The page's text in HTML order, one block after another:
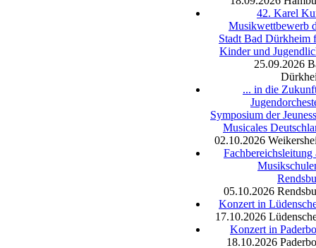
42. Karel
Musikwettbewerb
Stadt Bad Dürkheim
Kinder und
25.09.2026
... in die
Symposium der
Musicales
02.10.2026
Fachbereichsleitung
05.10.2026
Konzert in
17.10.2026
Konzert in
18.10.2026